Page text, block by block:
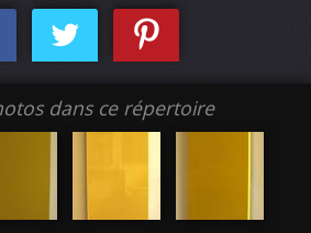
dans ce répertoire